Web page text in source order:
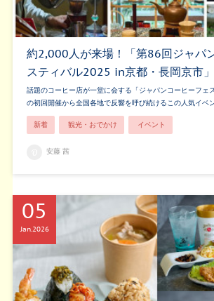
約2,000人が来場！「第86回ジャパ
スティバル2025 in京都・長岡京市
話題のコーヒー店が一堂に会する「ジャパンコーヒーフェ
の初回開催から全国各地で反響を呼び続けるこの人気イ
新着 観光・おでかけ イベント
安藤 茜
05
Jan2026